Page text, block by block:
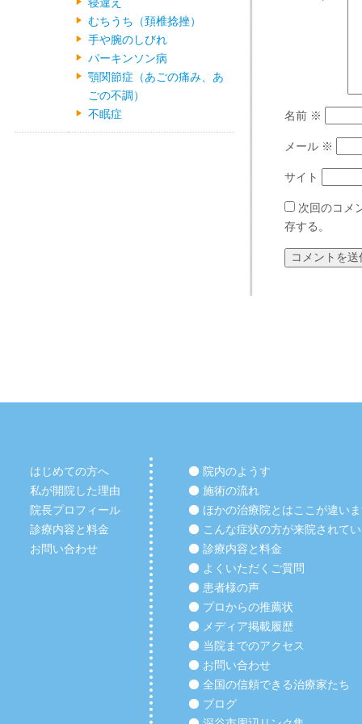
名前 ※
メール ※
サイト
次回のコメ
存する。
むちうち（頚椎捻挫）
手や腕のしびれ
パーキンソン病
顎関節症（あごの痛み、あ
ごの不調）
不眠症
はじめての方へ
私が開院した理由
院長プロフィール
診療内容と料金
お問い合わせ
院内のようす
施術の流れ
ほかの治療院とはここが違い
こんな症状の方が来院されて
診療内容と料金
よくいただくご質問
患者様の声
プロからの推薦状
メディア掲載履歴
当院までのアクセス
お問い合わせ
全国の信頼できる治療家たち
ブログ